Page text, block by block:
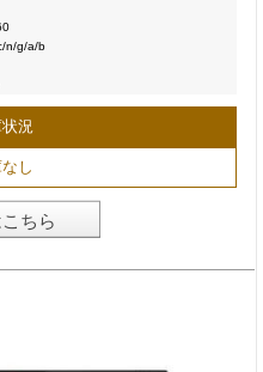
n/g/a/b
況
し
ちら